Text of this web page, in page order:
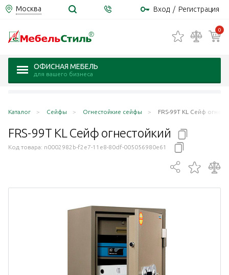
Москва Вход / Регистрация
0
ОФИСНАЯ МЕБЕЛЬ
для вашего бизнеса
Каталог Сейфы Огнестойкие сейфы FRS-99T KL Сейф
FRS-99T KL Сейф огнестойкий
Код товара: n0002982b-f2e7-11e8-80df-005056980e61